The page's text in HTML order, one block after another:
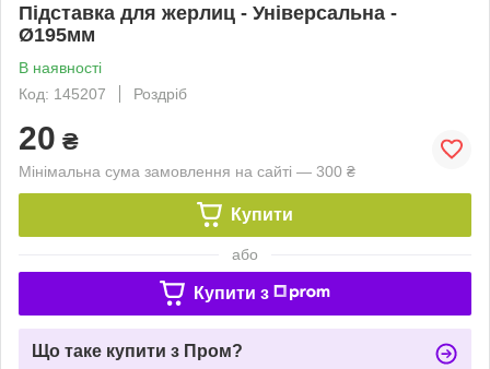
Підставка для жерлиц - Універсальна -
Ø195мм
В наявності
Код: 145207
Роздріб
20 ₴
Мінімальна сума замовлення на сайті — 300 ₴
Купити
або
Купити з
Що таке купити з Пром?